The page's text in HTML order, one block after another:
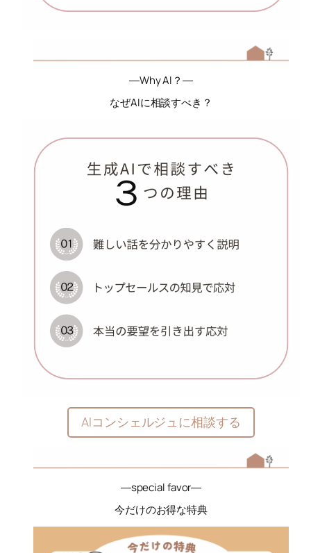
―Why AI？―
なぜAIに相談すべき？
AIコンシェルジュに相談する
―special favor―
今だけのお得な特典